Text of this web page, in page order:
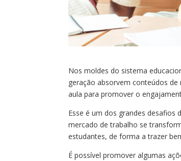
Nos moldes do sistema
geração absorvem conteúdos
aula para promover o
Esse é um dos grandes desafios
mercado de trabalho se
estudantes, de forma a trazer
É possível promover algumas